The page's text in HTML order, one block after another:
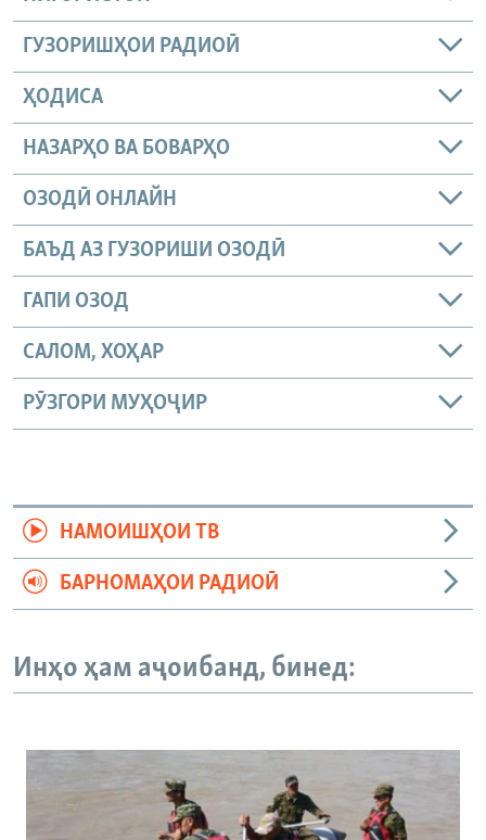
ГУЗОРИШҲОИ РАДИОӢ
ҲОДИСА
НАЗАРҲО ВА БОВАРҲО
ОЗОДӢ ОНЛАЙН
БАЪД АЗ ГУЗОРИШИ ОЗОДӢ
ГАПИ ОЗОД
САЛОМ, ХОҲАР
РӮЗГОРИ МУҲОҶИР
НАМОИШҲОИ ТВ
БАРНОМАҲОИ РАДИОӢ
Инҳо ҳам аҷоибанд, бинед: